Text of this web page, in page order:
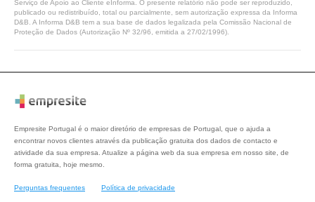
Serviço de Apoio ao Cliente eInforma. O presente relatório não pode ser reproduzido,
publicado ou redistribuído, total ou parcialmente, sem autorização expressa da Informa
D&B. A Informa D&B tem a sua base de dados legalizada pela Comissão Nacional de
Proteção de Dados (Autorização Nº 32/96, emitida a 27/02/1996).
Empresite Portugal é o maior diretório de empresas de Portugal, que o ajuda a
encontrar novos clientes através da publicação gratuita dos dados de contacto e
atividade da sua empresa. Atualize a página web da sua empresa em nosso site, de
forma gratuita, hoje mesmo.
Perguntas frequentes Política de privacidade